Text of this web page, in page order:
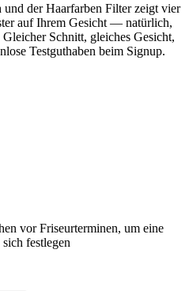
der Haarfarben Filter zeigt vier
auf Ihrem Gesicht — natürlich,
Schnitt, gleiches Gesicht,
Testguthaben beim Signup.
vor Friseurterminen, um eine
festlegen